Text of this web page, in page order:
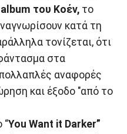
του Κοέν, το
κατά τη
τονίζεται, ότι
στα
αναφορές
και έξοδο "από το
“You Want it Darker”